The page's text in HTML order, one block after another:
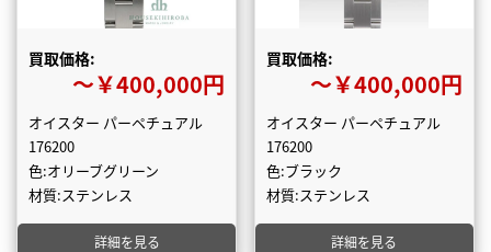
買取価格:
〜￥400,000円
オイスター パーペチュアル
176200
色:オリーブグリーン
材質:ステンレス
詳細を見る
買取価格:
〜￥400,000円
オイスター パーペチュアル
176200
色:ブラック
材質:ステンレス
詳細を見る